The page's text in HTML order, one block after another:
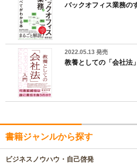
バックオフィス業務の
2022.05.13 発売
教養としての「会社法
書籍ジャンルから探す
ビジネスノウハウ・自己啓発